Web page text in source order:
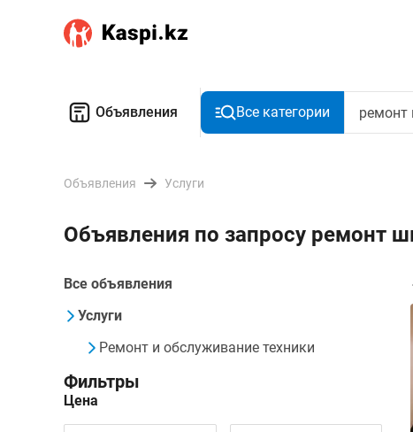
Объявления Все категории
Объявления Услуги
Объявления по запросу
Все объявления
Услуги
Ремонт и обслуживание техники
Фильтры
Цена